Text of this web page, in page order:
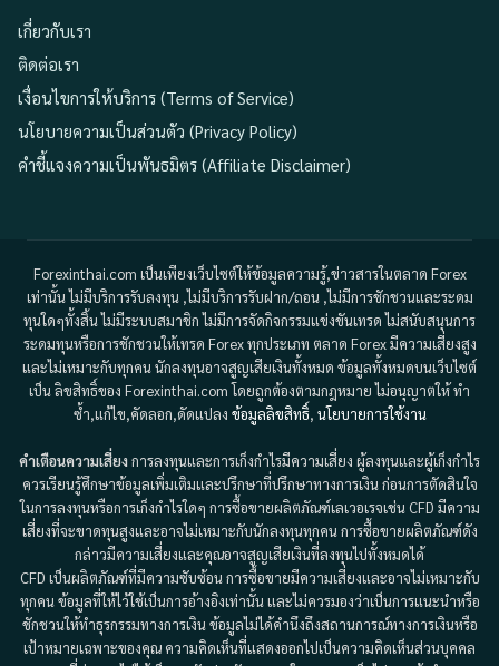
เกี่ยวกับเรา
ติดต่อเรา
เงื่อนไขการให้บริการ (Terms of Service)
นโยบายความเป็นส่วนตัว (Privacy Policy)
คำชี้แจงความเป็นพันธมิตร (Affiliate Disclaimer)
Forexinthai.com เป็นเพียงเว็บไซต์ให้ข้อมูลความรู้,ข่าวสารในตลาด Forex
เท่านั้น ไม่มีบริการรับลงทุน ,ไม่มีบริการรับฝาก/ถอน ,ไม่มีการชักชวนและระดม
ทุนใดๆทั้งสิ้น ไม่มีระบบสมาชิก ไม่มีการจัดกิจกรรมแข่งขันเทรด ไม่สนับสนุนการ
ระดมทุนหรือการชักชวนให้เทรด Forex ทุกประเภท ตลาด Forex มีความเสี่ยงสูง
และไม่เหมาะกับทุกคน นักลงทุนอาจสูญเสียเงินทั้งหมด ข้อมูลทั้งหมดบนเว็บไซต์
เป็น ลิขสิทธิ์ของ Forexinthai.com โดยถูกต้องตามกฎหมาย ไม่อนุญาตให้ ทำ
ซ้ำ,แก้ไข,คัดลอก,ดัดแปลง ข้อมูลลิขสิทธิ์, นโยบายการใช้งาน
คำเตือนความเสี่ยงการลงทุนและการเก็งกำไรมีความเสี่ยง ผู้ลงทุนและผู้เก็งกำไร
ควรเรียนรู้ศึกษาข้อมูลเพิ่มเติมและปรึกษาที่ปรึกษาทางการเงิน ก่อนการตัดสินใจ
ในการลงทุนหรือการเก็งกำไรใดๆ การซื้อขายผลิตภัณฑ์เลเวอเรจเช่น CFD มีความ
เสี่ยงที่จะขาดทุนสูงและอาจไม่เหมาะกับนักลงทุนทุกคน การซื้อขายผลิตภัณฑ์ดัง
กล่าวมีความเสี่ยงและคุณอาจสูญเสียเงินที่ลงทุนไปทั้งหมดได้
CFD เป็นผลิตภัณฑ์ที่มีความซับซ้อน การซื้อขายมีความเสี่ยงและอาจไม่เหมาะกับ
ทุกคน ข้อมูลที่ให้ไว้ใช้เป็นการอ้างอิงเท่านั้น และไม่ควรมองว่าเป็นการแนะนำหรือ
ชักชวนให้ทำธุรกรรมทางการเงิน ข้อมูลไม่ได้คำนึงถึงสถานการณ์ทางการเงินหรือ
เป้าหมายเฉพาะของคุณ ความคิดเห็นที่แสดงออกไปเป็นความคิดเห็นส่วนบุคคล